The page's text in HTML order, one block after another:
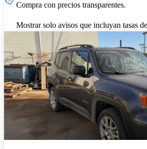
Compra con precios transparentes.
Mostrar solo avisos que incluyan tasas